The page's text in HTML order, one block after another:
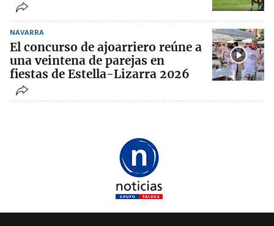
NAVARRA
El concurso de ajoarriero reúne a
una veintena de parejas en
fiestas de Estella-Lizarra 2026